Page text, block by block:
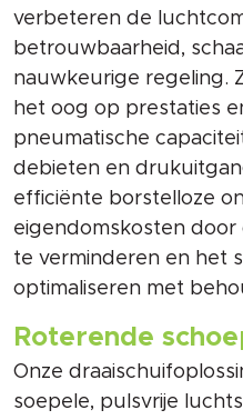
verbeteren de
betrouwbaarheid,
nauwkeurige regeling.
het oog op prestaties
pneumatische
debieten en
efficiënte borstelloze
eigendomskosten
te verminderen en het
optimaliseren met
Roterende
Onze
soepele, pulsvrije